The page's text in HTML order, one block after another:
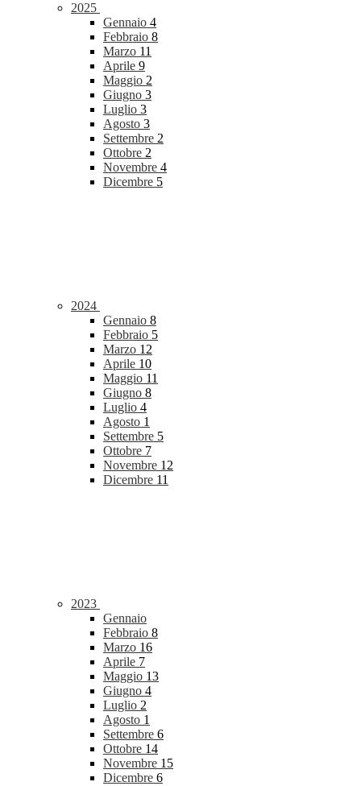
2025
Gennaio 4
Febbraio 8
Marzo 11
Aprile 9
Maggio 2
Giugno 3
Luglio 3
Agosto 3
Settembre 2
Ottobre 2
Novembre 4
Dicembre 5
2024
Gennaio 8
Febbraio 5
Marzo 12
Aprile 10
Maggio 11
Giugno 8
Luglio 4
Agosto 1
Settembre 5
Ottobre 7
Novembre 12
Dicembre 11
2023
Gennaio
Febbraio 8
Marzo 16
Aprile 7
Maggio 13
Giugno 4
Luglio 2
Agosto 1
Settembre 6
Ottobre 14
Novembre 15
Dicembre 6